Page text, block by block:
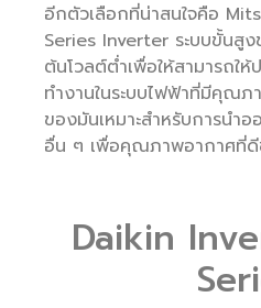
อีกตัวเลือกที่น่าสนใจคือ
Series Inverter ระบบขั้นสูง
ต้นโวลต์ต่ำเพื่อให้สามารถให้
ทำงานในระบบไฟฟ้าที่มีคุณ
ของมันเหมาะสำหรับการน
อื่น ๆ เพื่อคุณภาพอากาศที่
Daikin